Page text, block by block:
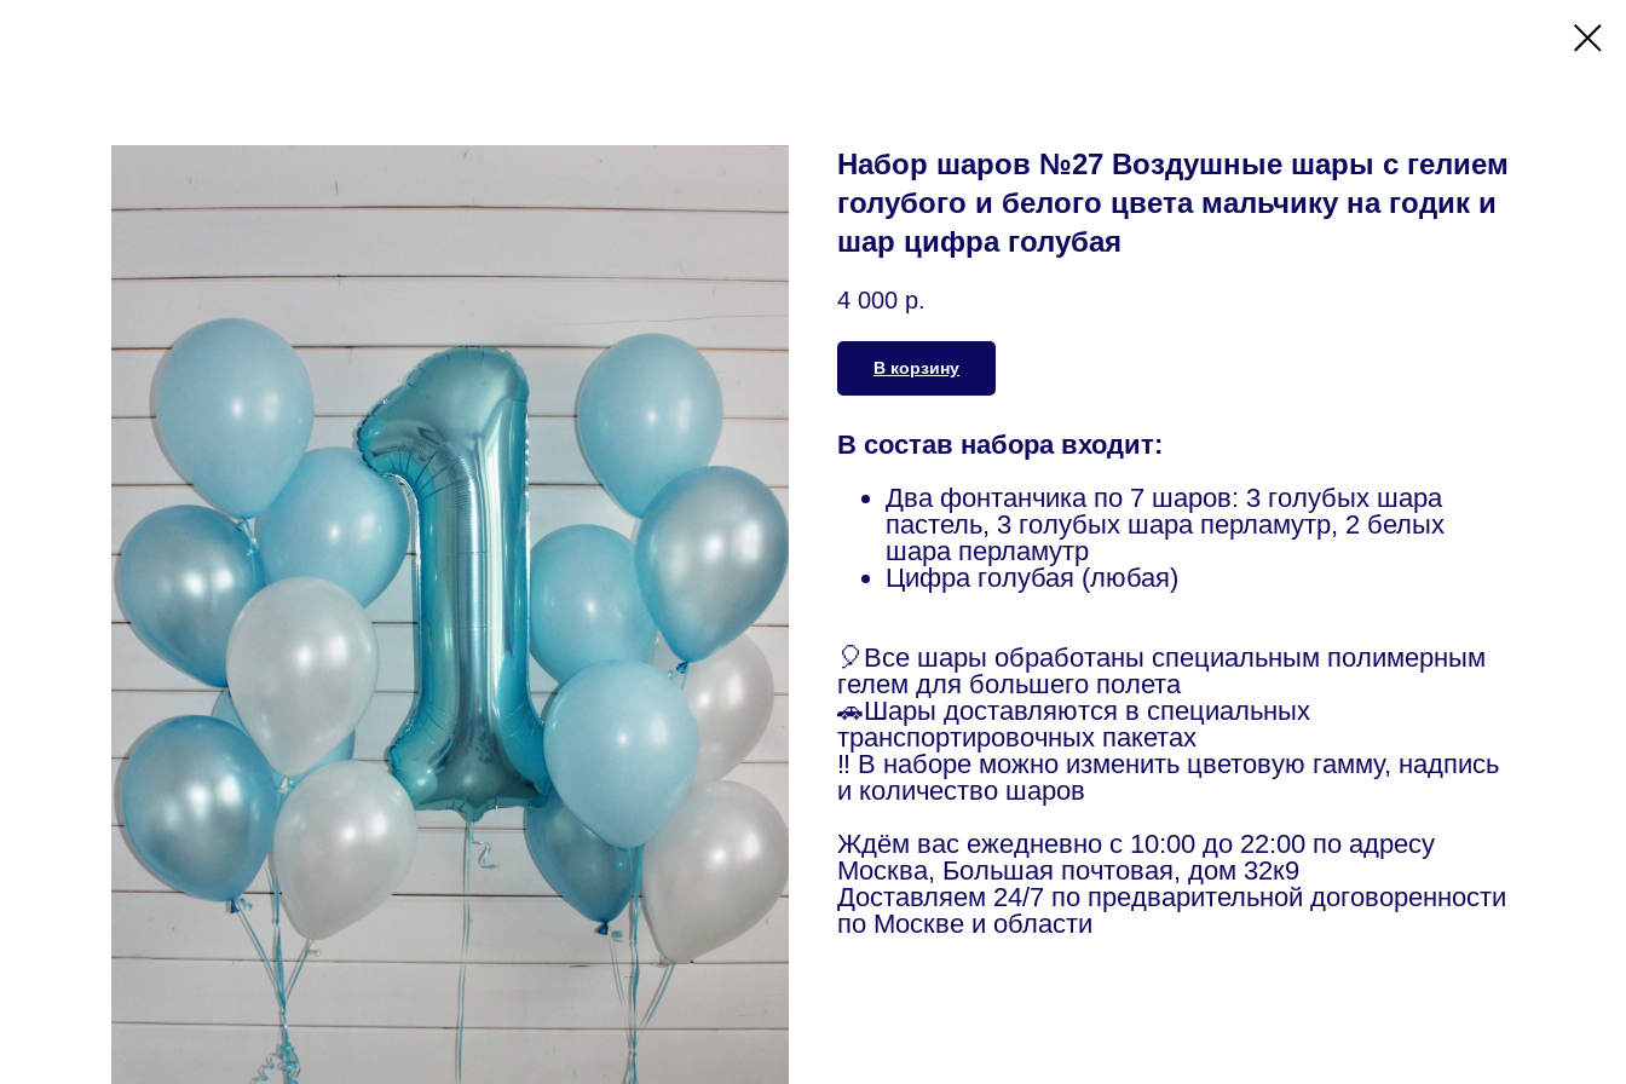
Набор шаров №27 Воздушные шары с гелием
голубого и белого цвета мальчику на годик и
шар цифра голубая
4 000 р.
В корзину
В состав набора входит:
Два фонтанчика по 7 шаров: 3 голубых шара
пастель, 3 голубых шара перламутр, 2 белых
шара перламутр
Цифра голубая (любая)
🎈Все шары обработаны специальным полимерным
гелем для большего полета
🚗Шары доставляются в специальных
транспортировочных пакетах
‼️ В наборе можно изменить цветовую гамму, надпись
и количество шаров
Ждём вас ежедневно с 10:00 до 22:00 по адресу
Москва, Большая почтовая, дом 32к9
Доставляем 24/7 по предварительной договоренности
по Москве и области